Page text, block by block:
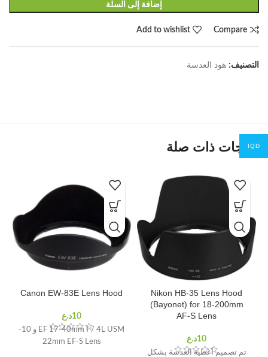
إضافة إلى السلة
Compare
Add to wishlist
التصنيف: هود العدسة
منتجات ذات صلة
Nikon HB-35 Lens Hood
(Bayonet) for 18-200mm
AF-S Lens
تم تصميم أغطية العدسة بشكل
Canon EW-83E Lens Hood
EF 17-40mm f / 4L USM و 10-
22mm EF-S Lens
IQD